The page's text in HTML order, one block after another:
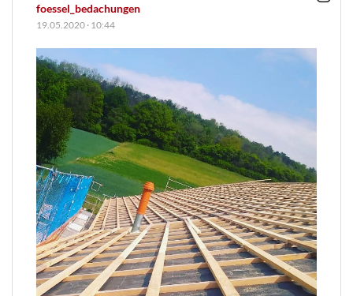
foessel_bedachungen
19.05.2020 · 10:44